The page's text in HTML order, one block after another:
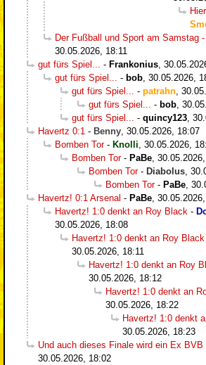
Der Fußball und Sport am Samstag -
30.05.2026, 18:11
gut fürs Spiel...
- Frankonius
gut fürs Spiel...
- bob 30.05.2026,
gut fürs Spiel...
- patrahn
gut fürs Spiel...
- bob
gut fürs Spiel...
- quincy123
Havertz 0:1 - Benny 30.05.2026, 18:07
Bomben Tor- Knolli 30.05.2026,
Bomben Tor- PaBe
Bomben Tor- Diabolus
Bomben Tor- PaBe
Havertz! 0:1 Arsenal - PaBe
Havertz! 1:0 denkt an Roy Black -
30.05.2026, 18:08
Havertz! 1:0 denkt an Roy Black
30.05.2026, 18:11
Havertz! 1:0 denkt an Roy
30.05.2026, 18:12
Havertz! 1:0 denkt an
30.05.2026, 18:22
Havertz! 1:0 denkt
30.05.2026, 18:23
Und auch dieses Finale wird ein Ex BVB
30.05.2026, 18:02